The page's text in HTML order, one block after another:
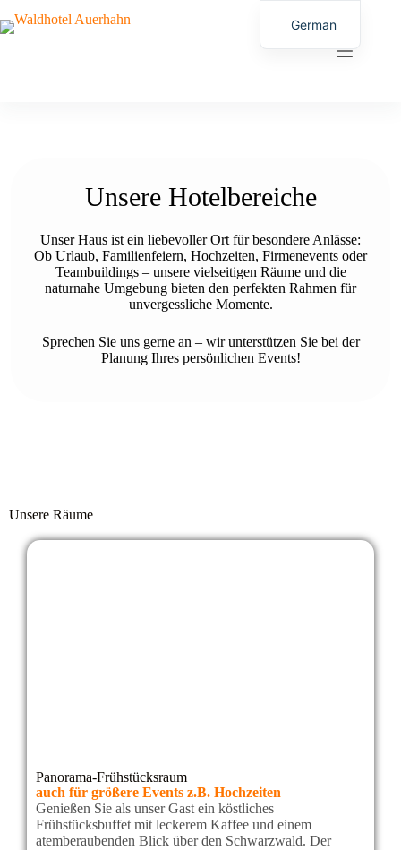
Unsere Hotelbereiche
Unser Haus ist ein liebevoller Ort für besondere Anlässe:
Ob Urlaub, Familienfeiern, Hochzeiten, Firmenevents oder
Teambuildings – unsere vielseitigen Räume und die
naturnahe Umgebung bieten den perfekten Rahmen für
unvergessliche Momente.
Sprechen Sie uns gerne an – wir unterstützen Sie bei der
Planung Ihres persönlichen Events!
Unsere Räume
Panorama-Frühstücksraum
auch für größere Events z.B. Hochzeiten
Genießen Sie als unser Gast ein köstliches
Frühstücksbuffet mit leckerem Kaffee und einem
atemberaubenden Blick über den Schwarzwald. Der
German